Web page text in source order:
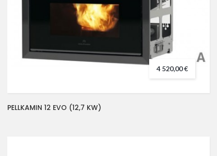
4 520,00 €
PELLKAMIN 12 EVO (12,7 KW)